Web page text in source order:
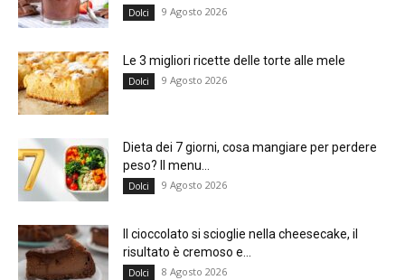
Dolci 9 Agosto 2026
Le 3 migliori ricette delle torte alle mele
Dolci 9 Agosto 2026
Dieta dei 7 giorni, cosa mangiare per perdere
peso? Il menu...
Dolci 9 Agosto 2026
Il cioccolato si scioglie nella cheesecake, il
risultato è cremoso e...
Dolci 8 Agosto 2026